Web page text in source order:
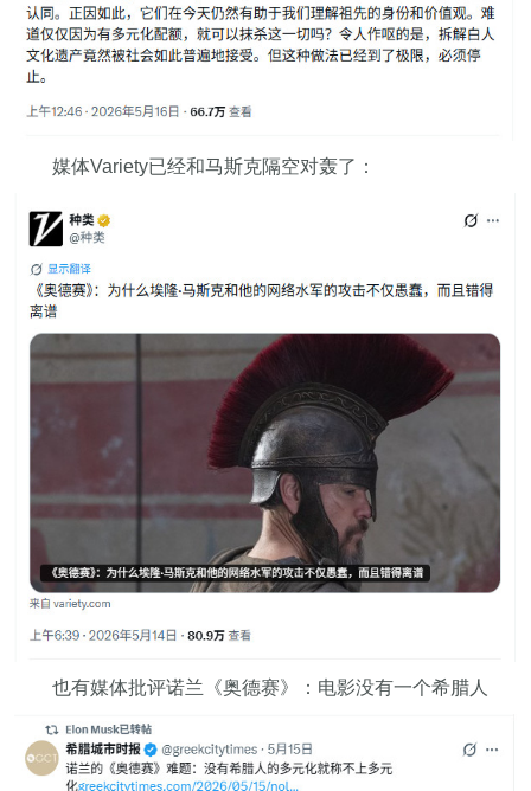
媒体Variety已经和马斯克隔空对轰了：
也有媒体批评诺兰《奥德赛》：电影没有一个希腊人